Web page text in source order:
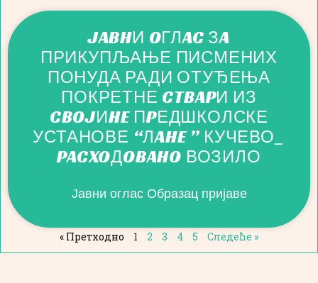
JABHИ OГЛAC ЗA
ПРИКУПЉАЊЕ ПИСМЕНИХ
ПОНУДА РАДИ ОТУЂЕЊА
ПОКРЕТНЕ CTBAPИ ИЗ
CBOJИHE ПPЕДШКОЛСКЕ
УСТАНОВЕ “ЛAHE ” КУЧЕВО_
PACXOДOBAHO ВОЗИЛО
Јавни оглас Образац пријаве
« Претходно 1 2 3 4 5 Следеће »